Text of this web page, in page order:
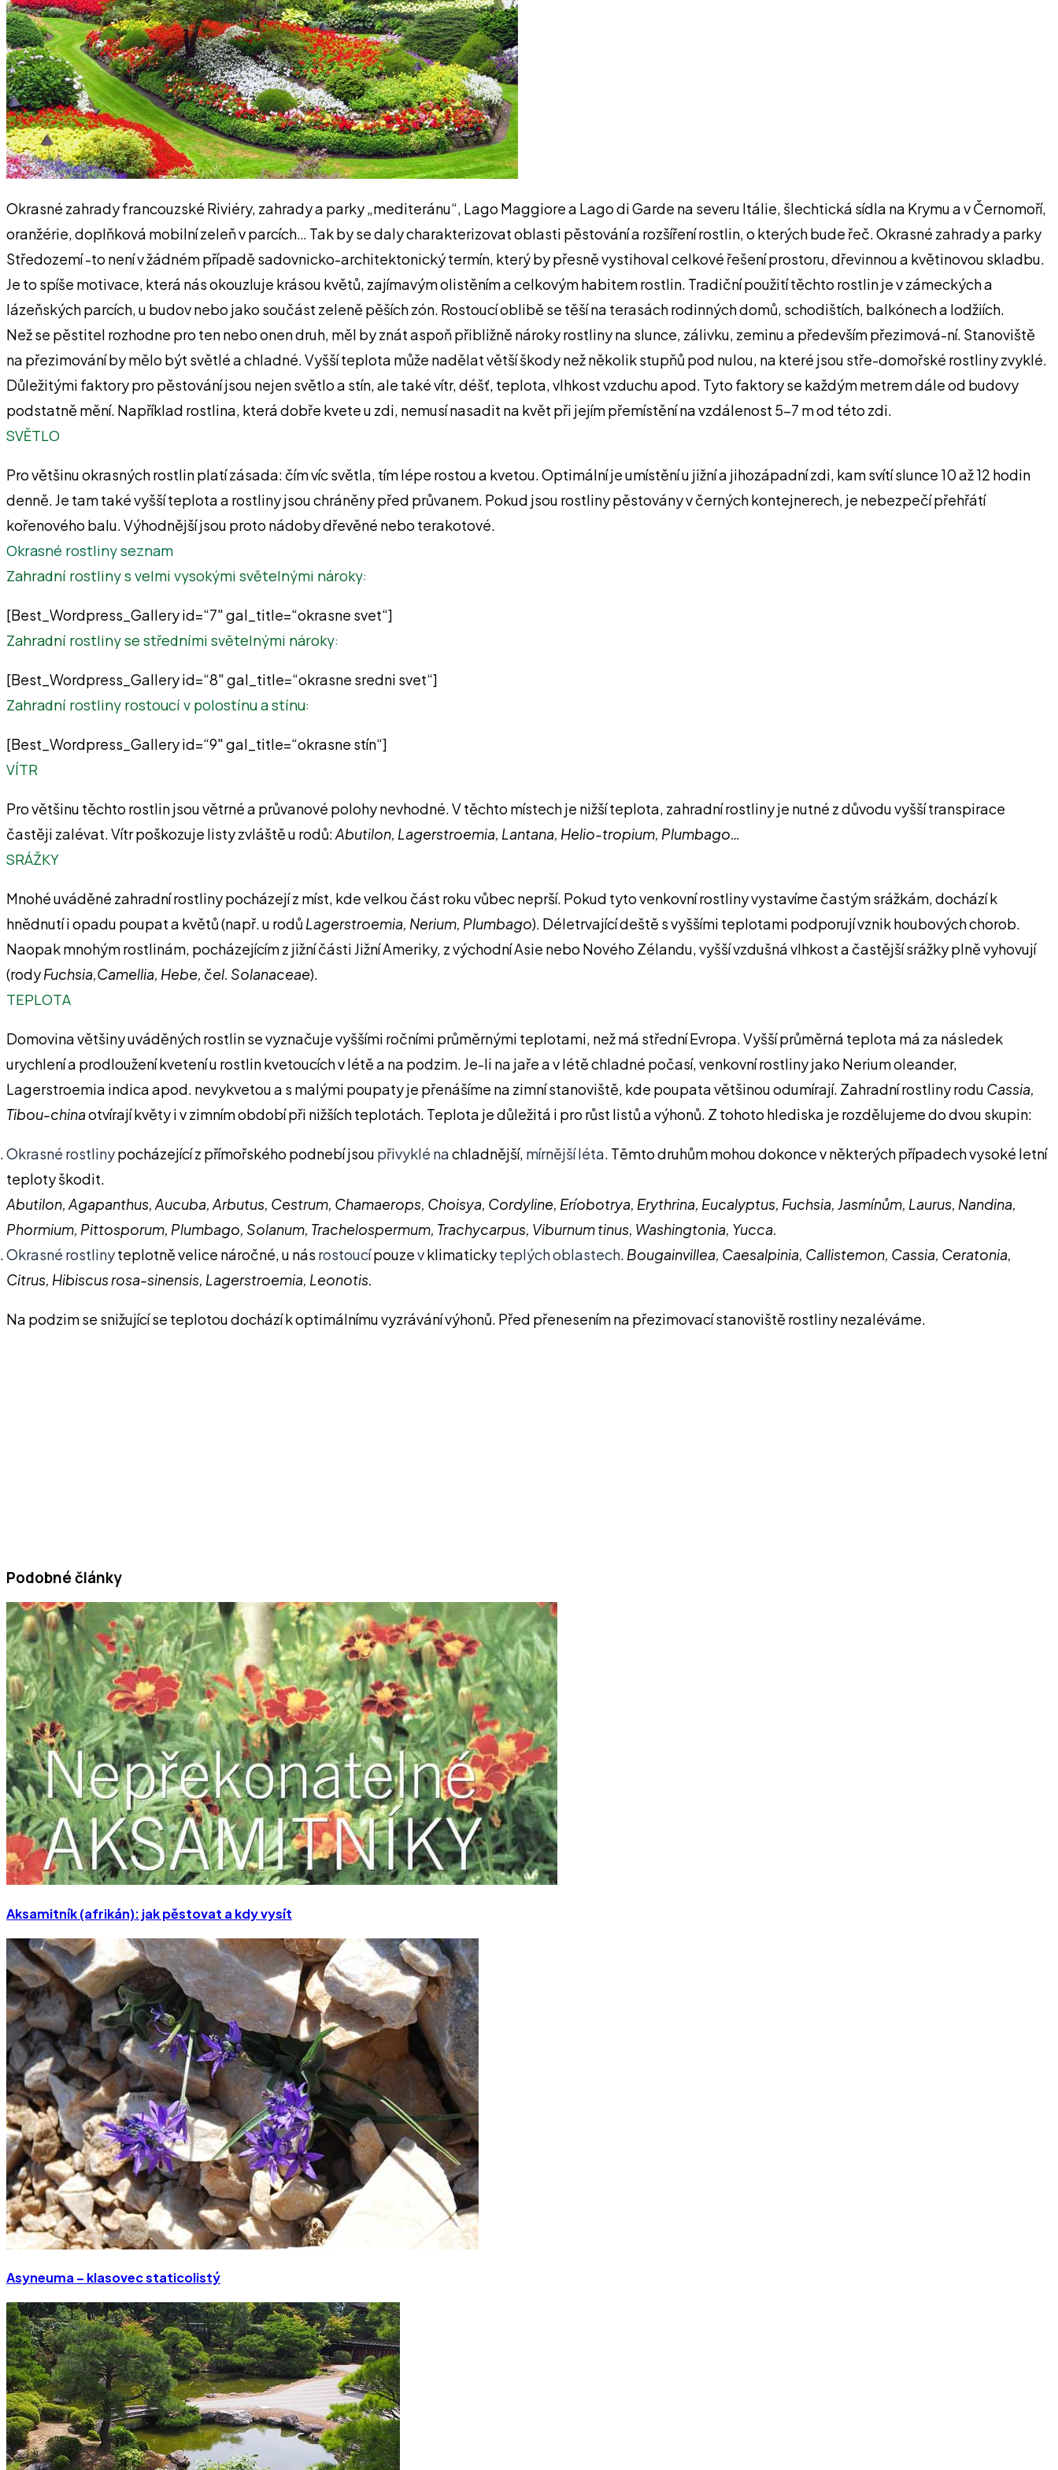
Okrasné zahrady francouzské Riviéry, zahrady a parky „mediteránu“, Lago Maggiore a Lago di Garde na severu Itálie, šlechtická sídla na Krymu a v Černomoří,
oranžérie, doplňková mobilní zeleň v parcích… Tak by se daly charakterizovat oblasti pěstování a rozšíření rostlin, o kterých bude řeč. Okrasné zahrady a parky
Středozemí -to není v žádném případě sadovnicko-architektonický termín, který by přesně vystihoval celkové řešení prostoru, dřevinnou a květinovou skladbu.
Je to spíše motivace, která nás okouzluje krásou květů, zajímavým olistěním a celkovým habitem rostlin. Tradiční použití těchto rostlin je v zámeckých a
lázeňských parcích, u budov nebo jako součást zeleně pěších zón. Rostoucí oblibě se těší na terasách rodinných domů, schodištích, balkónech a lodžiích.
Než se pěstitel rozhodne pro ten nebo onen druh, měl by znát aspoň přibližně nároky rostliny na slunce, zálivku, zeminu a především přezimová-ní. Stanoviště
na přezimování by mělo být světlé a chladné. Vyšší teplota může nadělat větší škody než několik stupňů pod nulou, na které jsou stře-domořské rostliny zvyklé.
Důležitými faktory pro pěstování jsou nejen světlo a stín, ale také vítr, déšť, teplota, vlhkost vzduchu apod. Tyto faktory se každým metrem dále od budovy
podstatně mění. Například rostlina, která dobře kvete u zdi, nemusí nasadit na květ při jejím přemístění na vzdálenost 5-7 m od této zdi.
SVĚTLO
Pro většinu okrasných rostlin platí zásada: čím víc světla, tím lépe rostou a kvetou. Optimální je umístění u jižní a jihozápadní zdi, kam svítí slunce 10 až 12 hodin
denně. Je tam také vyšší teplota a rostliny jsou chráněny před průvanem. Pokud jsou rostliny pěstovány v černých kontejnerech, je nebezpečí přehřátí
kořenového balu. Výhodnější jsou proto nádoby dřevěné nebo terakotové.
Okrasné rostliny seznam
Zahradní rostliny s velmi vysokými světelnými nároky:
[Best_Wordpress_Gallery id=“7″ gal_title=“okrasne svet“]
Zahradní rostliny se středními světelnými nároky:
[Best_Wordpress_Gallery id=“8″ gal_title=“okrasne sredni svet“]
Zahradní rostliny rostoucí v polostínu a stínu:
[Best_Wordpress_Gallery id=“9″ gal_title=“okrasne stín“]
VÍTR
Pro většinu těchto rostlin jsou větrné a průvanové polohy nevhodné. V těchto místech je nižší teplota, zahradní rostliny je nutné z důvodu vyšší transpirace
častěji zalévat. Vítr poškozuje listy zvláště u rodů:Abutilon, Lagerstroemia, Lantana, Helio-tropium, Plumbago…
SRÁŽKY
Mnohé uváděné zahradní rostliny pocházejí z míst, kde velkou část roku vůbec neprší. Pokud tyto venkovní rostliny vystavíme častým srážkám, dochází k
hnědnutí i opadu poupat a květů (např. u rodů Lagerstroemia, Nerium, Plumbago). Déletrvající deště s vyššími teplotami podporují vznik houbových chorob.
Naopak mnohým rostlinám, pocházejícím z jižní části Jižní Ameriky, z východní Asie nebo Nového Zélandu, vyšší vzdušná vlhkost a častější srážky plně vyhovují
(rodyFuchsia,Camellia, Hebe, čel. Solanaceae).
TEPLOTA
Domovina většiny uváděných rostlin se vyznačuje vyššími ročními průměrnými teplotami, než má střední Evropa. Vyšší průměrná teplota má za následek
urychlení a prodloužení kvetení u rostlin kvetoucích v létě a na podzim. Je-li na jaře a v létě chladné počasí, venkovní rostliny jako Nerium oleander,
Lagerstroemia indica apod. nevykvetou a s malými poupaty je přenášíme na zimní stanoviště, kde poupata většinou odumírají. Zahradní rostliny rodu Cassia,
Tibou-chinaotvírají květy i v zimním období při nižších teplotách. Teplota je důležitá i pro růst listů a výhonů. Z tohoto hlediska je rozdělujeme do dvou skupin:
Okrasné rostlinypocházející z přímořského podnebí jsou přivyklé nachladnější, mírnější léta. Těmto druhům mohou dokonce v některých případech vysoké letní
teploty škodit.
Abutilon, Agapanthus, Aucuba, Arbutus, Cestrum, Chamaerops, Choisya, Cordyline, Eríobotrya, Erythrina, Eucalyptus, Fuchsia, Jasmínům, Laurus, Nandina,
Phormium, Pittosporum, Plumbago, Solanum, Trachelospermum, Trachycarpus, Viburnum tinus, Washingtonia, Yucca.
Okrasné rostlinyteplotně velice náročné, u nás rostoucípouzevklimatickyteplých oblastech. Bougainvillea, Caesalpinia, Callistemon, Cassia, Ceratonia,
Citrus, Hibiscus rosa-sinensis, Lagerstroemia, Leonotis.
Na podzim se snižující se teplotou dochází k optimálnímu vyzrávání výhonů. Před přenesením na přezimovací stanoviště rostliny nezaléváme.
Podobné články
Aksamitník (afrikán): jak pěstovat a kdy vysít
Asyneuma – klasovec staticolistý